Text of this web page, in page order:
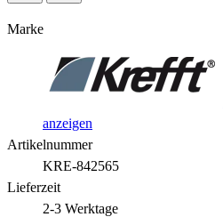
Marke
anzeigen
Artikelnummer
KRE-842565
Lieferzeit
2-3 Werktage